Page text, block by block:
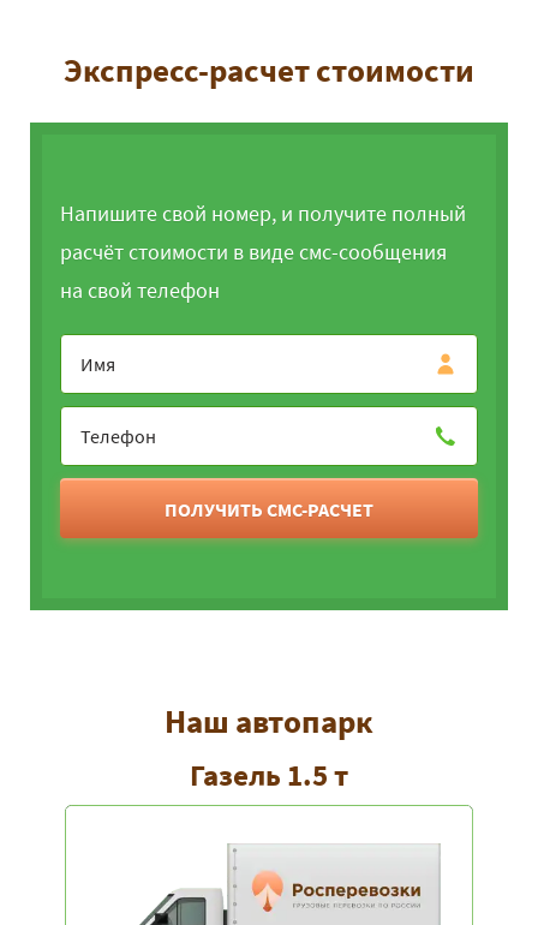
Экспресс-расчет стоимости
Напишите свой номер, и получите полный
расчёт стоимости в виде смс-сообщения
на свой телефон
ПОЛУЧИТЬ СМС-РАСЧЕТ
Наш автопарк
Газель 1.5 т